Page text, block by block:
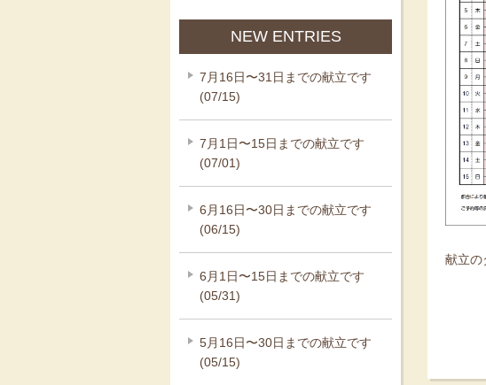
献立の
NEW ENTRIES
7月16日〜31日までの献立です
(07/15)
7月1日〜15日までの献立です
(07/01)
6月16日〜30日までの献立です
(06/15)
6月1日〜15日までの献立です
(05/31)
5月16日〜30日までの献立です
(05/15)